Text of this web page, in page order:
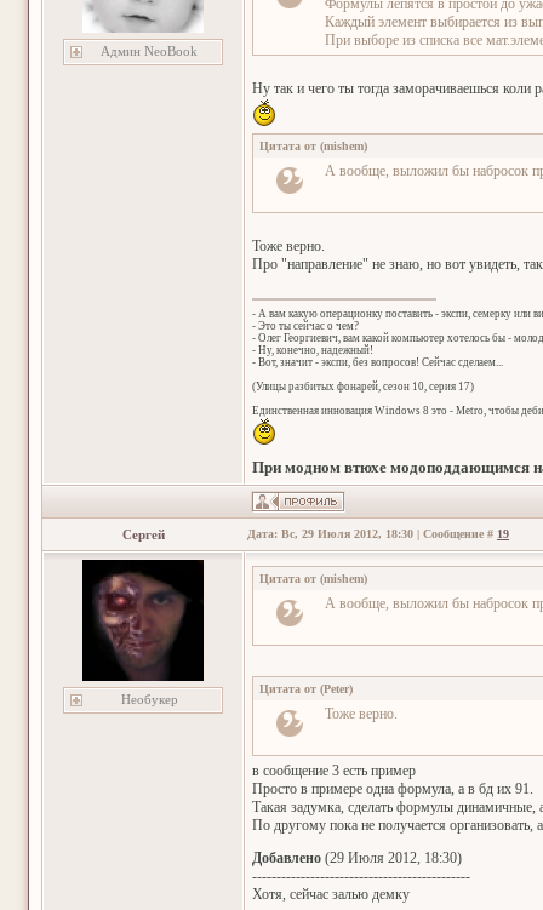
Админ NeoBook
Формулы лепятся в простой до
Каждый элемент выбирается из
При выборе из списка все
Ну так и чего ты тогда заморачиваешься коли
Цитата от (mishem)
А вообще, выложил бы набросок
Тоже верно.
Про "направление" не знаю, но вот увидеть,
- А вам какую операционку поставить - экспи, семерку или
- Это ты сейчас о чем?
- Олег Георгиевич, вам какой компьютер хотелось бы -
- Ну, конечно, надежный!
- Вот, значит - экспи, без вопросов! Сейчас сделаем...
(Улицы разбитых фонарей, сезон 10, серия 17)
Единственная инновация Windows 8 это - Metro, чтобы
При модном втюхе модоподдающимся
Сергей Дата: Вс, 29 Июля 2012, 18:30 | Сообщение # 19
Необукер
Цитата от (mishem)
А вообще, выложил бы набросок
Цитата от (Peter)
Тоже верно.
в сообщение 3 есть пример
Просто в примере одна формула, а в бд их 91.
Такая задумка, сделать формулы динамичные,
По другому пока не получается организовать,
Добавлено (29 Июля 2012, 18:30)
---------------------------------------------
Хотя, сейчас залью демку